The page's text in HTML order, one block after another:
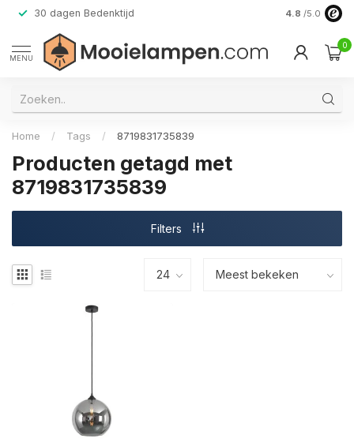
30 dagen Bedenktijd Verzending
4.8 /5.0
MENU
0
Home / Tags / 8719831735839
Producten getagd met
8719831735839
Filters